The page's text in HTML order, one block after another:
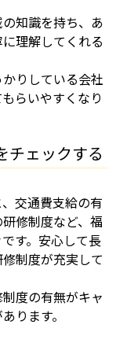
知識を持ち、あ
理解してくれる
りしている会社
らいやすくなり
チェックする
交通費支給の有
修制度など、福
す。安心して長
制度が充実して
度の有無がキャ
ります。